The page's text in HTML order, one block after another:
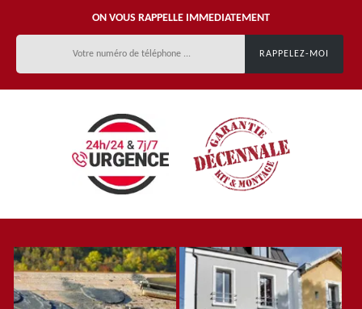
ON VOUS RAPPELLE IMMEDIATEMENT